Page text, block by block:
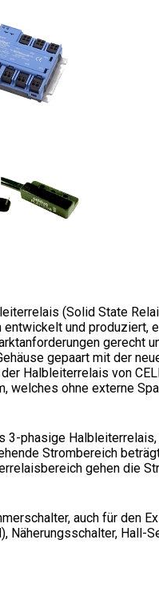
(Solid State
und produziert,
gerecht
gepaart mit der
Halbleiterrelais von
ohne externe
phasige
Strombereich
gehen die
auch für den
Näherungsschalter, Hall-